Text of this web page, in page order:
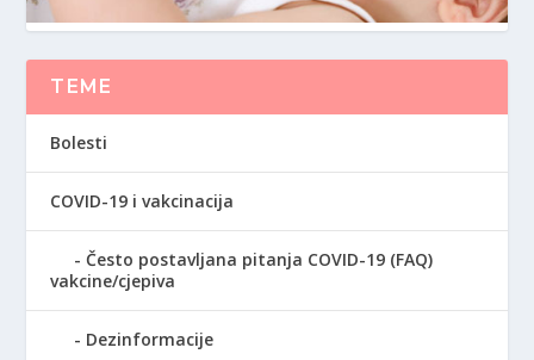
TEME
Bolesti
COVID-19 i vakcinacija
Često postavljana pitanja COVID-19 (FAQ)
vakcine/cjepiva
Dezinformacije